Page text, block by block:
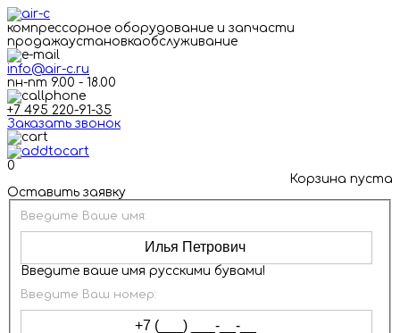
компрессорное оборудование и запчасти
продажаустановкаобслуживание
info@air-c.ru
пн-пт 9.00 - 18.00
+7 495 220-91-35
Заказать звонок
0
Корзина пуста
Оставить заявку
Введите Ваше имя:
Введите ваше имя русскими бувами!
Введите Ваш номер: